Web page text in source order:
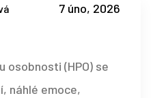
7 úno, 2026
osobnosti (HPO) se
náhlé emoce,